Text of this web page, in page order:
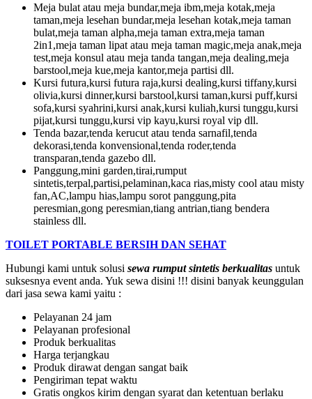
Meja bulat atau meja bundar,meja ibm,meja kotak,meja
taman,meja lesehan bundar,meja lesehan kotak,meja taman
bulat,meja taman alpha,meja taman extra,meja taman
2in1,meja taman lipat atau meja taman magic,meja anak,meja
test,meja konsul atau meja tanda tangan,meja dealing,meja
barstool,meja kue,meja kantor,meja partisi dll.
Kursi futura,kursi futura raja,kursi dealing,kursi tiffany,kursi
olivia,kursi dinner,kursi barstool,kursi taman,kursi puff,kursi
sofa,kursi syahrini,kursi anak,kursi kuliah,kursi tunggu,kursi
pijat,kursi tunggu,kursi vip kayu,kursi royal vip dll.
Tenda bazar,tenda kerucut atau tenda sarnafil,tenda
dekorasi,tenda konvensional,tenda roder,tenda
transparan,tenda gazebo dll.
Panggung,mini garden,tirai,rumput
sintetis,terpal,partisi,pelaminan,kaca rias,misty cool atau misty
fan,AC,lampu hias,lampu sorot panggung,pita
peresmian,gong peresmian,tiang antrian,tiang bendera
stainless dll.
TOILET PORTABLE BERSIH DAN SEHAT
Hubungi kami untuk solusi sewa rumput sintetis berkualitas untuk
suksesnya event anda. Yuk sewa disini !!! disini banyak keunggulan
dari jasa sewa kami yaitu :
Pelayanan 24 jam
Pelayanan profesional
Produk berkualitas
Harga terjangkau
Produk dirawat dengan sangat baik
Pengiriman tepat waktu
Gratis ongkos kirim dengan syarat dan ketentuan berlaku